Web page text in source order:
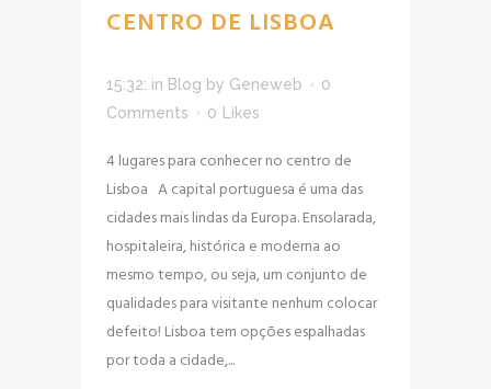
CENTRO DE LISBOA
15:32: in Blog by Geneweb
0
Comments
0 Likes
4 lugares para conhecer no centro de
Lisboa A capital portuguesa é uma das
cidades mais lindas da Europa. Ensolarada,
hospitaleira, histórica e moderna ao
mesmo tempo, ou seja, um conjunto de
qualidades para visitante nenhum colocar
defeito! Lisboa tem opções espalhadas
por toda a cidade,...